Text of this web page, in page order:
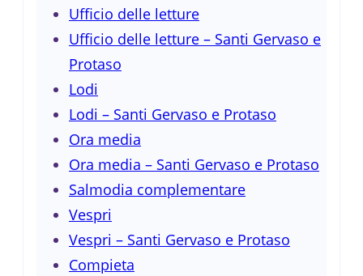
Ufficio delle letture
Ufficio delle letture – Santi Gervaso e
Protaso
Lodi
Lodi – Santi Gervaso e Protaso
Ora media
Ora media – Santi Gervaso e Protaso
Salmodia complementare
Vespri
Vespri – Santi Gervaso e Protaso
Compieta